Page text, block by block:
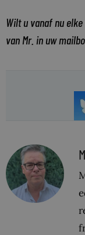
Wilt u vanaf nu
van Mr. in uw